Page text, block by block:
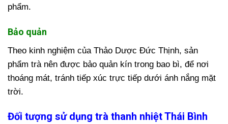
phẩm.
Bảo quản
Theo kinh nghiệm của Thảo Dược Đức Thịnh, sản
phẩm trà nên được bảo quản kín trong bao bì, để nơi
thoáng mát, tránh tiếp xúc trực tiếp dưới ánh nắng mặt
trời.
Đối tượng sử dụng trà thanh nhiệt Thái Bình